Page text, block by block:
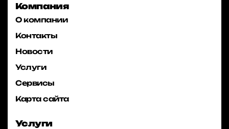
Компания
О компании
Контакты
Новости
Услуги
Сервисы
Карта сайта
Услуги